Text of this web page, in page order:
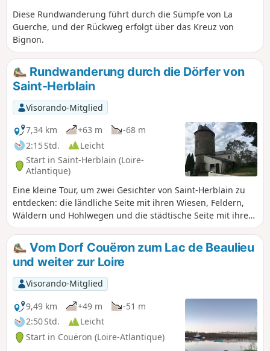
Diese Rundwanderung führt durch die Sümpfe von La
Guerche, und der Rückweg erfolgt über das Kreuz von
Bignon.
Rundwanderung durch die Dörfer von
Saint-Herblain
Visorando-Mitglied
7,34 km
+63 m
-68 m
2:15 Std.
Leicht
Start in Saint-Herblain (Loire-
Atlantique)
Eine kleine Tour, um zwei Gesichter von Saint-Herblain zu
entdecken: die ländliche Seite mit ihren Wiesen, Feldern,
Wäldern und Hohlwegen und die städtische Seite mit ihren
Weilern, blühenden Gärten und Verbindungswegen. Je
nach Jahreszeit begleiten Sie Wild- oder Haustiere inmitten
einer reichen und manchmal üppigen Flora. Man ist weit
weg von der Großstadt.
Vom Dorf Couëron zum Lac de Beaulieu
und weiter zur Loire
Visorando-Mitglied
9,49 km
+49 m
-51 m
2:50 Std.
Leicht
Start in Couëron (Loire-Atlantique)